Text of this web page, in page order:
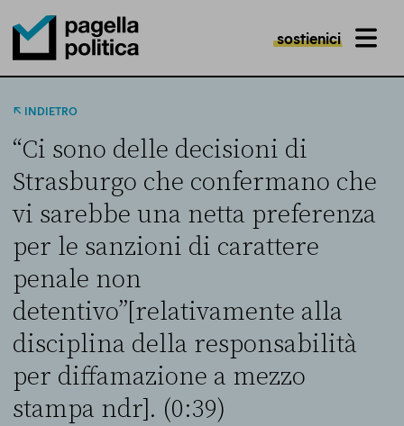
Pagella Politica Logo
sostienici MENU
INDIETRO
“Ci sono delle decisioni di
Strasburgo che confermano che
vi sarebbe una netta preferenza
per le sanzioni di carattere
penale non
detentivo”[relativamente alla
disciplina della responsabilità
per diffamazione a mezzo
stampa ndr]. (0:39)